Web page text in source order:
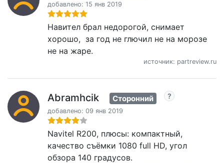
добавлено: 15 янв 2019
Навител брал недорогой, снимает
хорошо, за год не глючил не на морозе
не на жаре.
источник: partreview.ru
Abramhcik Сторонний
добавлено: 09 янв 2019
Navitel R200, плюсы: компактный,
качество съёмки 1080 full HD, угол
обзора 140 градусов.